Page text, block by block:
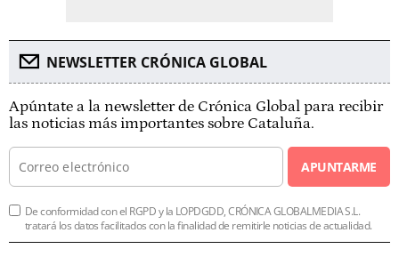
NEWSLETTER CRÓNICA GLOBAL
Apúntate a la newsletter de Crónica Global para recibir
las noticias más importantes sobre Cataluña.
APUNTARME
De conformidad con el RGPD y la LOPDGDD, CRÓNICA GLOBALMEDIA S.L.
tratará los datos facilitados con la finalidad de remitirle noticias de actualidad.